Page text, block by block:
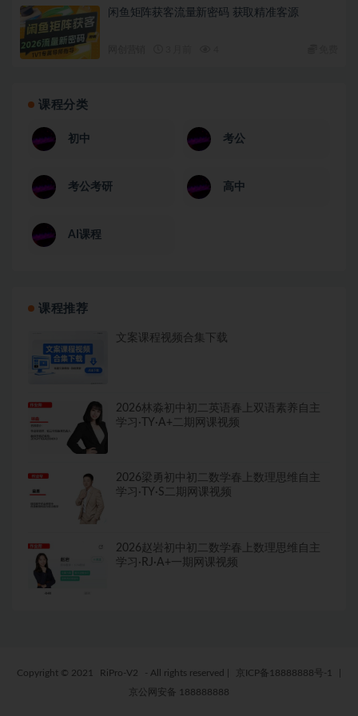
闲鱼矩阵获客流量新密码 获取精准客源
课程分类
初中 考公
考公考研 高中
AI课程
课程推荐
文案课程视频合集下载
2026林淼初中初二英语春上双语素养自主
学习·TY·A+二期网课视频
2026梁勇初中初二数学春上数理思维自主
学习·TY·S二期网课视频
2026赵岩初中初二数学春上数理思维自主
学习·RJ·A+一期网课视频
Copyright © 2021 RiPro-V2 - All rights reserved 京ICP备18888888号-1
京公网安备 188888888